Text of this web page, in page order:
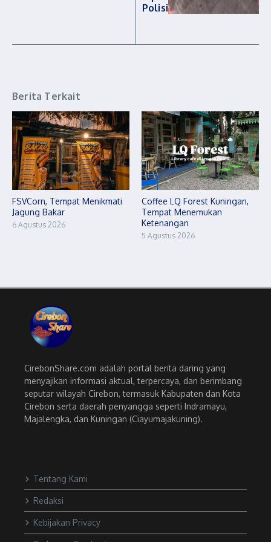
Polisi
Berita Terkait
FSVCorn, Tempat Menikmati
Jagung Bakar
6 Agustus 2026
Coffee LQ Forest Kuningan,
Tempat Menemukan
Ketenangan
5 Agustus 2026
CirebonShare.com adalah portal berita daring yang
menyajikan informasi aktual, terpercaya, dan berimbang
seputar wilayah Cirebon, termasuk Kabupaten dan Kota
Cirebon serta daerah penyangga seperti Indramayu,
Majalengka, dan Kuningan (Ciayumajakuning).
Tentang Kami
Redaksi
Kebijakan Privacy